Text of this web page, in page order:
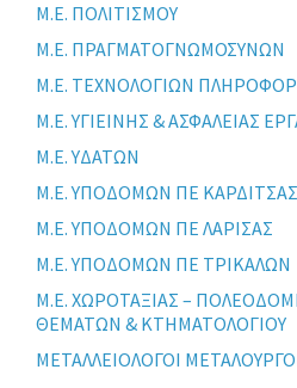
Μ.Ε. ΠΟΛΙΤΙΣΜΟΥ
Μ.Ε. ΠΡΑΓΜΑΤΟΓΝΩΜΟΣΥΝΩΝ
Μ.Ε. ΤΕΧΝΟΛΟΓΙΩΝ
Μ.Ε. ΥΓΙΕΙΝΗΣ & ΑΣΦΑΛΕΙΑΣ
Μ.Ε. ΥΔΑΤΩΝ
Μ.Ε. ΥΠΟΔΟΜΩΝ ΠΕ ΚΑΡΔΙΤΣΑΣ
Μ.Ε. ΥΠΟΔΟΜΩΝ ΠΕ ΛΑΡΙΣΑΣ
Μ.Ε. ΥΠΟΔΟΜΩΝ ΠΕ ΤΡΙΚΑΛΩΝ
Μ.Ε. ΧΩΡΟΤΑΞΙΑΣ –
ΘΕΜΑΤΩΝ & ΚΤΗΜΑΤΟΛΟΓΙΟΥ
ΜΕΤΑΛΛΕΙΟΛΟΓΟΙ